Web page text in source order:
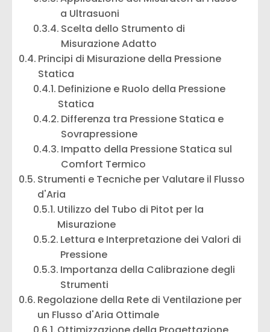
a Ultrasuoni
Scelta dello Strumento di
Misurazione Adatto
Principi di Misurazione della Pressione
Statica
Definizione e Ruolo della Pressione
Statica
Differenza tra Pressione Statica e
Sovrapressione
Impatto della Pressione Statica sul
Comfort Termico
Strumenti e Tecniche per Valutare il Flusso
d'Aria
Utilizzo del Tubo di Pitot per la
Misurazione
Lettura e Interpretazione dei Valori di
Pressione
Importanza della Calibrazione degli
Strumenti
Regolazione della Rete di Ventilazione per
un Flusso d'Aria Ottimale